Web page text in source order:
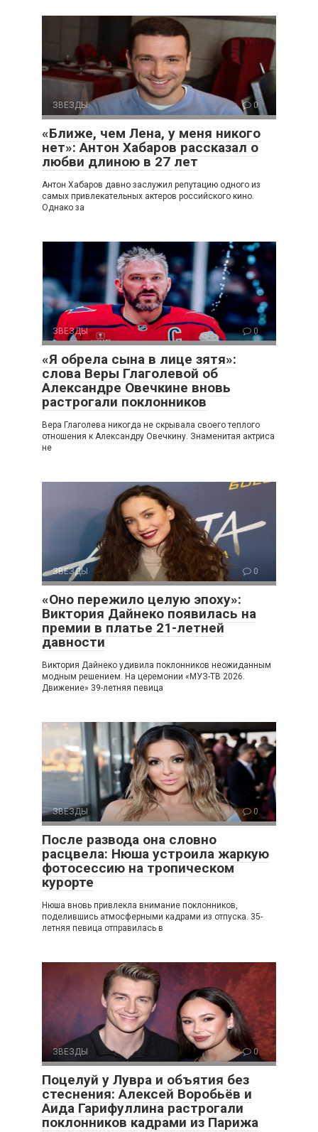
ЗВЕЗДЫ 0
«Ближе, чем Лена, у меня никого
нет»: Антон Хабаров рассказал о
любви длиною в 27 лет
Антон Хабаров давно заслужил репутацию одного из
самых привлекательных актеров российского кино.
Однако за
ЗВЕЗДЫ 0
«Я обрела сына в лице зятя»:
слова Веры Глаголевой об
Александре Овечкине вновь
растрогали поклонников
Вера Глаголева никогда не скрывала своего теплого
отношения к Александру Овечкину. Знаменитая актриса
не
ЗВЕЗДЫ 0
«Оно пережило целую эпоху»:
Виктория Дайнеко появилась на
премии в платье 21-летней
давности
Виктория Дайнеко удивила поклонников неожиданным
модным решением. На церемонии «МУЗ-ТВ 2026.
Движение» 39-летняя певица
ЗВЕЗДЫ 0
После развода она словно
расцвела: Нюша устроила жаркую
фотосессию на тропическом
курорте
Нюша вновь привлекла внимание поклонников,
поделившись атмосферными кадрами из отпуска. 35-
летняя певица отправилась в
ЗВЕЗДЫ 0
Поцелуй у Лувра и объятия без
стеснения: Алексей Воробьёв и
Аида Гарифуллина растрогали
поклонников кадрами из Парижа